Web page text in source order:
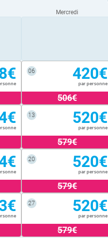
Mercredi
06 420€
par personne
506€
13 520€
par personne
579€
20 520€
par personne
579€
27 520€
par personne
579€